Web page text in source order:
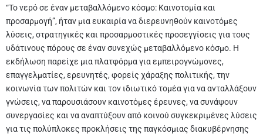
“Το νερό σε έναν μεταβαλλόμενο κόσμο: Καινοτομία και
προσαρμογή”, ήταν μια ευκαιρία να διερευνηθούν καινοτόμες
λύσεις, στρατηγικές και προσαρμοστικές προσεγγίσεις για τους
υδάτινους πόρους σε έναν συνεχώς μεταβαλλόμενο κόσμο. Η
εκδήλωση παρείχε μια πλατφόρμα για εμπειρογνώμονες,
επαγγελματίες, ερευνητές, φορείς χάραξης πολιτικής, την
κοινωνία των πολιτών και τον ιδιωτικό τομέα για να ανταλλάξουν
γνώσεις, να παρουσιάσουν καινοτόμες έρευνες, να συνάψουν
συνεργασίες και να αναπτύξουν από κοινού συγκεκριμένες λύσεις
για τις πολύπλοκες προκλήσεις της παγκόσμιας διακυβέρνησης